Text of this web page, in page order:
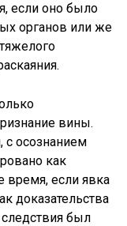
если оно было
органов или же
вины.
с осознанием
как
время, если явка
доказательства
был